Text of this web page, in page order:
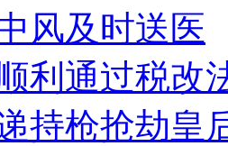
风及时送医
利通过税改
持枪抢劫皇